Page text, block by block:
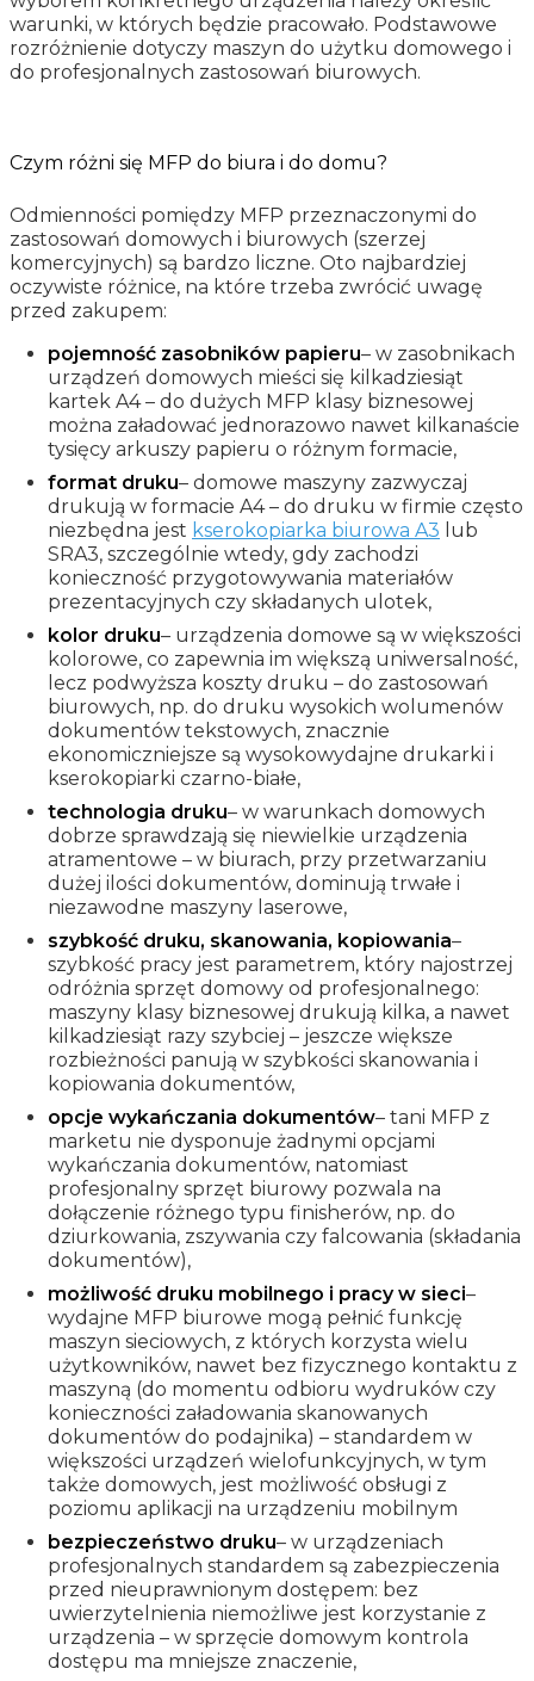
warunki, w których będzie pracowało. Podstawowe
rozróżnienie dotyczy maszyn do użytku domowego i
do profesjonalnych zastosowań biurowych.
Czym różni się MFP do biura i do domu?
Odmienności pomiędzy MFP przeznaczonymi do
zastosowań domowych i biurowych (szerzej
komercyjnych) są bardzo liczne. Oto najbardziej
oczywiste różnice, na które trzeba zwrócić uwagę
przed zakupem:
pojemność zasobników papieru– w zasobnikach
urządzeń domowych mieści się kilkadziesiąt
kartek A4 – do dużych MFP klasy biznesowej
można załadować jednorazowo nawet kilkanaście
tysięcy arkuszy papieru o różnym formacie,
format druku– domowe maszyny zazwyczaj
drukują w formacie A4 – do druku w firmie często
niezbędna jest kserokopiarka biurowa A3 lub
SRA3, szczególnie wtedy, gdy zachodzi
konieczność przygotowywania materiałów
prezentacyjnych czy składanych ulotek,
kolor druku– urządzenia domowe są w większości
kolorowe, co zapewnia im większą uniwersalność,
lecz podwyższa koszty druku – do zastosowań
biurowych, np. do druku wysokich wolumenów
dokumentów tekstowych, znacznie
ekonomiczniejsze są wysokowydajne drukarki i
kserokopiarki czarno-białe,
technologia druku– w warunkach domowych
dobrze sprawdzają się niewielkie urządzenia
atramentowe – w biurach, przy przetwarzaniu
dużej ilości dokumentów, dominują trwałe i
niezawodne maszyny laserowe,
szybkość druku, skanowania, kopiowania–
szybkość pracy jest parametrem, który najostrzej
odróżnia sprzęt domowy od profesjonalnego:
maszyny klasy biznesowej drukują kilka, a nawet
kilkadziesiąt razy szybciej – jeszcze większe
rozbieżności panują w szybkości skanowania i
kopiowania dokumentów,
opcje wykańczania dokumentów– tani MFP z
marketu nie dysponuje żadnymi opcjami
wykańczania dokumentów, natomiast
profesjonalny sprzęt biurowy pozwala na
dołączenie różnego typu finisherów, np. do
dziurkowania, zszywania czy falcowania (składania
dokumentów),
możliwość druku mobilnego i pracy w sieci–
wydajne MFP biurowe mogą pełnić funkcję
maszyn sieciowych, z których korzysta wielu
użytkowników, nawet bez fizycznego kontaktu z
maszyną (do momentu odbioru wydruków czy
konieczności załadowania skanowanych
dokumentów do podajnika) – standardem w
większości urządzeń wielofunkcyjnych, w tym
także domowych, jest możliwość obsługi z
poziomu aplikacji na urządzeniu mobilnym
bezpieczeństwo druku– w urządzeniach
profesjonalnych standardem są zabezpieczenia
przed nieuprawnionym dostępem: bez
uwierzytelnienia niemożliwe jest korzystanie z
urządzenia – w sprzęcie domowym kontrola
dostępu ma mniejsze znaczenie,